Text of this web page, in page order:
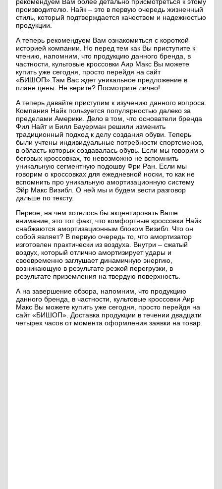
производителю. Найк – это в первую очередь жизненный
стиль, который подтверждается качеством и надежностью
продукции.
А теперь рекомендуем Вам ознакомиться с короткой
историей компании. Но перед тем как Вы приступите к
чтению, напомним, что продукцию данного бренда, в
частности, культовые кроссовки Аир Макс Вы можете
купить уже сегодня, просто перейдя на сайт
«БИШОП». Там Вас ждет уникальное предложение в
плане цены. Не верите? Посмотрите лично!
А теперь давайте приступим к изучению данного вопроса.
Компания Найк пользуется популярностью далеко за
пределами Америки. Дело в том, что основатели бренда
Фил Найт и Билл Бауерман решили изменить
традиционный подход к делу создания обуви. Теперь
были учтены индивидуальные потребности спортсменов,
в область которых создавалась обувь. Если мы говорим о
беговых кроссовках, то невозможно не вспомнить
уникальную сегментную подошву Фри Ран. Если мы
говорим о кроссовках для ежедневной носки, то как не
вспомнить про уникальную амортизационную систему
Эйр Макс Визибл. О ней мы и будем вести разговор
дальше по тексту.
Первое, на чем хотелось бы акцентировать Ваше
внимание, это тот факт, что комфортные кроссовки Найк
снабжаются амортизационным блоком Визибл. Что он
собой являет? В первую очередь то, что амортизатор
изготовлен практически из воздуха. Внутри – сжатый
воздух, который отлично амортизирует удары и
своевременно заглушает динамичную энергию,
возникающую в результате резкой перегрузки, в
результате приземления на твердую поверхность.
А на завершение обзора, напомним, что продукцию
данного бренда, в частности, культовые кроссовки Аир
Макс Вы можете купить уже сегодня, просто перейдя на
сайт «БИШОП». Доставка продукции в течении двадцати
четырех часов от момента оформления заявки на товар.